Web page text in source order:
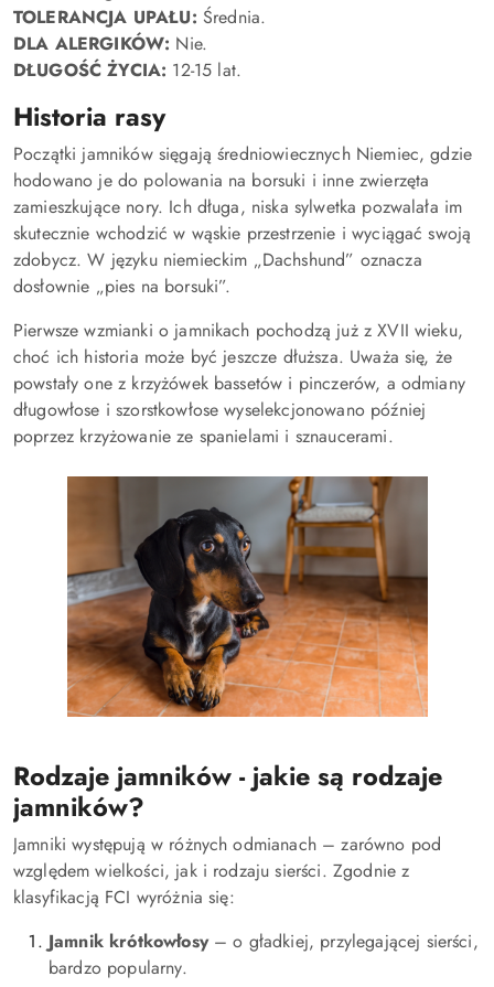
TOLERANCJA UPAŁU: Średnia.
DLA ALERGIKÓW: Nie.
DŁUGOŚĆ ŻYCIA: 12-15 lat.
Historia rasy
Początki jamników sięgają średniowiecznych Niemiec, gdzie
hodowano je do polowania na borsuki i inne zwierzęta
zamieszkujące nory. Ich długa, niska sylwetka pozwalała im
skutecznie wchodzić w wąskie przestrzenie i wyciągać swoją
zdobycz. W języku niemieckim „Dachshund” oznacza
dosłownie „pies na borsuki”.
Pierwsze wzmianki o jamnikach pochodzą już z XVII wieku,
choć ich historia może być jeszcze dłuższa. Uważa się, że
powstały one z krzyżówek bassetów i pinczerów, a odmiany
długowłose i szorstkowłose wyselekcjonowano później
poprzez krzyżowanie ze spanielami i sznaucerami.
Rodzaje jamników - jakie są rodzaje
jamników?
Jamniki występują w różnych odmianach – zarówno pod
względem wielkości, jak i rodzaju sierści. Zgodnie z
klasyfikacją FCI wyróżnia się:
Jamnik krótkowłosy– o gładkiej, przylegającej sierści,
bardzo popularny.